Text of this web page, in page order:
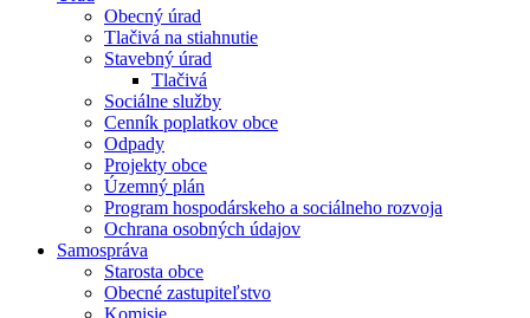
Obecný úrad
Tlačivá na stiahnutie
Stavebný úrad
Tlačivá
Sociálne služby
Cenník poplatkov obce
Odpady
Projekty obce
Územný plán
Program hospodárskeho a sociálneho rozvoja
Ochrana osobných údajov
Samospráva
Starosta obce
Obecné zastupiteľstvo
Komisie